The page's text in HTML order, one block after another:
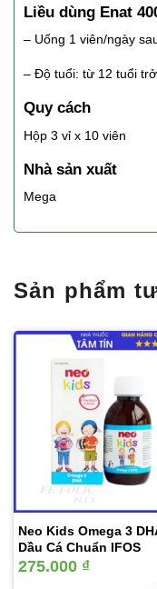
Liều dùng Enat
– Uống 1 viên/ngày
– Độ tuổi: từ 12 tuổi
Quy cách
Hộp 3 vỉ x 10 viên
Nhà sản xuất
Mega
Sản phẩm
Neo Kids Omega 3
Dầu Cá Chuẩn IFOS
275.000 ₫